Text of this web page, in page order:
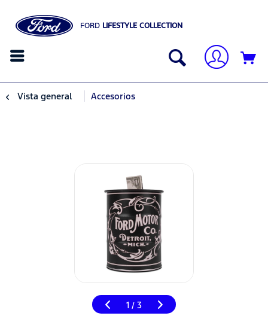
FORD LIFESTYLE COLLECTION
Vista general Accesorios
1 / 3